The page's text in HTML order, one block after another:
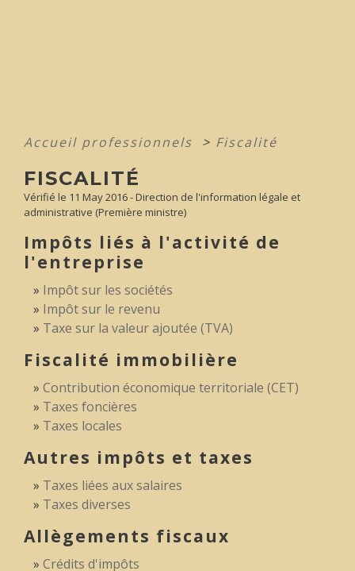
Accueil professionnels > Fiscalité
FISCALITÉ
Vérifié le 11 May 2016 - Direction de l'information légale et
administrative (Première ministre)
Impôts liés à l'activité de
l'entreprise
Impôt sur les sociétés
Impôt sur le revenu
Taxe sur la valeur ajoutée (TVA)
Fiscalité immobilière
Contribution économique territoriale (CET)
Taxes foncières
Taxes locales
Autres impôts et taxes
Taxes liées aux salaires
Taxes diverses
Allègements fiscaux
Crédits d'impôts